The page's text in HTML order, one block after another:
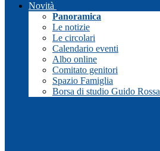
Novità
Panoramica
Le notizie
Le circolari
Calendario eventi
Albo online
Comitato genitori
Spazio Famiglia
Borsa di studio Guido Rossa